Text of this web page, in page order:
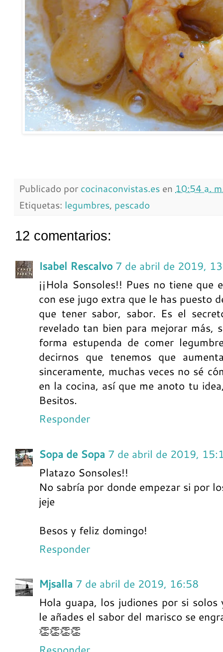
Publicado por cocinaconvistas.es en 10:54 a.
Etiquetas: legumbres, pescado
12 comentarios:
Isabel Rescalvo 7 de abril de 2019,
¡¡Hola Sonsoles!! Pues no tiene
con ese jugo extra que le has puesto
que tener sabor, sabor. Es el
revelado tan bien para mejorar más,
forma estupenda de comer
decirnos que tenemos que
sinceramente, muchas veces no sé
en la cocina, así que me anoto tu
Besitos.
Responder
Sopa de Sopa 7 de abril de 2019,
Platazo Sonsoles!!
No sabría por donde empezar si por
jeje
Besos y feliz domingo!
Responder
Mjsalla 7 de abril de 2019, 16:58
Hola guapa, los judiones por si
le añades el sabor del marisco se
👏👏👏👏